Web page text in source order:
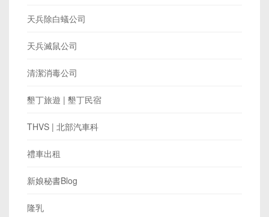
天兵除白蟻公司
天兵滅鼠公司
清潔消毒公司
墾丁旅遊 | 墾丁民宿
THVS | 北部汽車科
禮車出租
新娘秘書Blog
隆乳